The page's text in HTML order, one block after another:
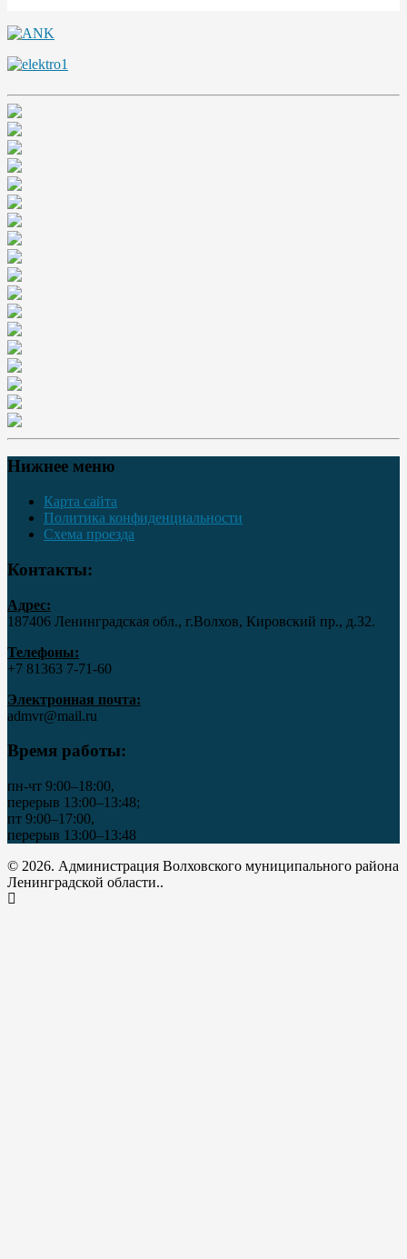
Нижнее меню
Карта сайта
Политика конфиденциальности
Схема проезда
Контакты:
Адрес:
187406 Ленинградская обл., г.Волхов, Кировский пр., д.32.
Телефоны:
+7 81363 7‑71-60
Электронная почта:
admvr@mail.ru
Время работы:
пн-чт 9:00–18:00,
перерыв 13:00–13:48;
пт 9:00–17:00,
перерыв 13:00–13:48
© 2026. Администрация Волховского муниципального района
Ленинградской области..